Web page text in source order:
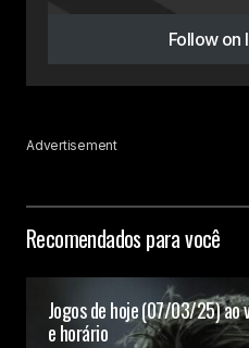
Follow on
Advertisement
Recomendados para você
Jogos de hoje (07/03/25) ao
e horário